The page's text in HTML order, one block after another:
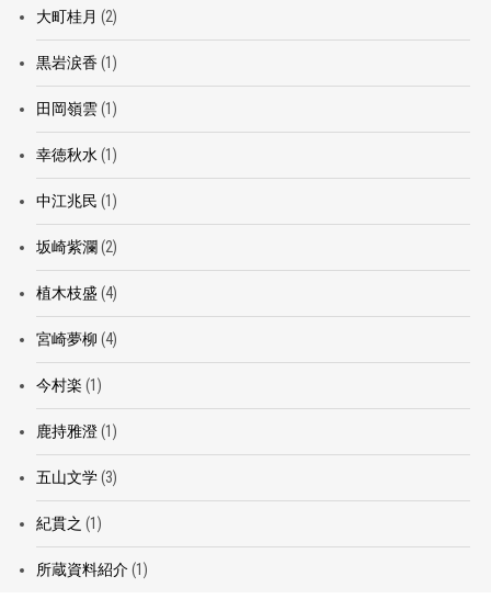
大町桂月 (2)
黒岩涙香(1)
田岡嶺雲(1)
幸徳秋水(1)
中江兆民 (1)
坂崎紫瀾 (2)
植木枝盛 (4)
宮崎夢柳 (4)
今村楽 (1)
鹿持雅澄(1)
五山文学(3)
紀貫之 (1)
所蔵資料紹介(1)